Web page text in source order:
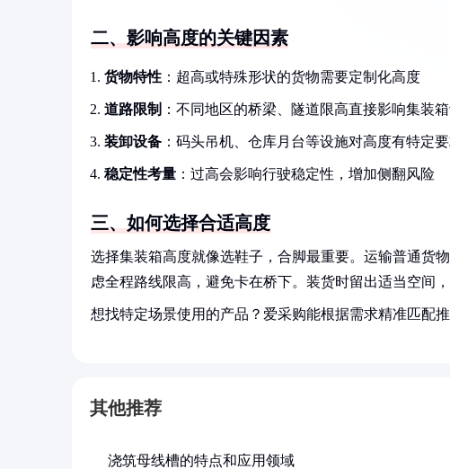
二、影响高度的关键因素
货物特性 ：超高或特殊形状的货物需要定制化高度
道路限制 ：不同地区的桥梁、隧道限高直接影响集装
装卸设备 ：码头吊机、仓库月台等设施对高度有特定
稳定性考量 ：过高会影响行驶稳定性，增加侧翻风险
三、如何选择合适高度
选择集装箱高度就像选鞋子，合脚最重要。运输普通货
虑全程路线限高，避免卡在桥下。装货时留出适当空间
想找特定场景使用的产品？爱采购能根据需求精准匹配
其他推荐
浇筑母线槽的特点和应用领域